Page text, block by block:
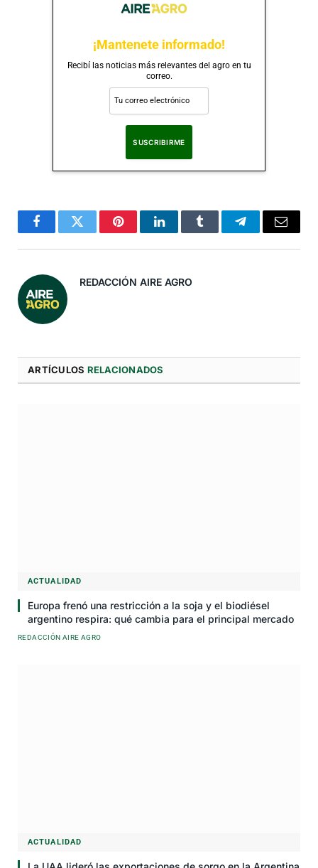
¡Mantenete informado!
Recibí las noticias más relevantes del agro en tu
correo.
FacebookTwitter PinterestLinkedInTumblr TelegramCorreo
REDACCIÓN AIRE AGRO
ARTÍCULOS RELACIONADOS
ACTUALIDAD
Europa frenó una restricción a la soja y el biodiésel
argentino respira: qué cambia para el principal mercado
REDACCIÓN AIRE AGRO
ACTUALIDAD